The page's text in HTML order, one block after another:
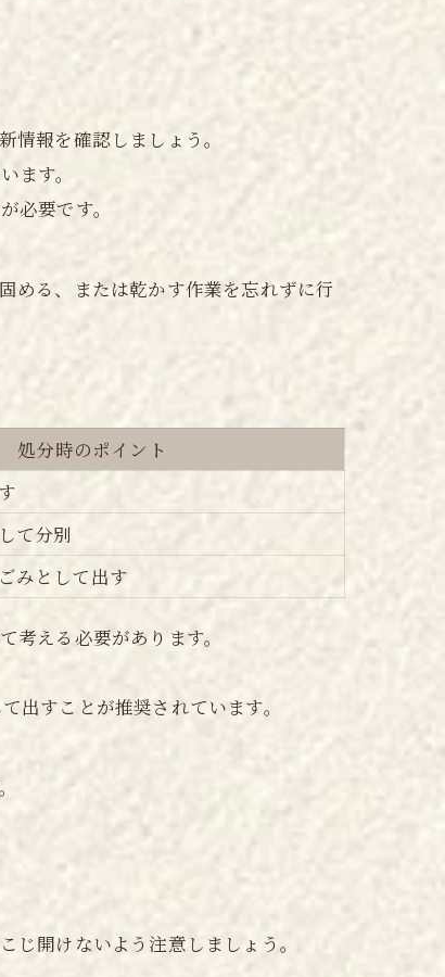
報を確認しましょう。
ます。
必要です。
める、または乾かす作業を忘れずに行
処分時のポイント
て分別
みとして出す
える必要があります。
すことが推奨されています。
開けないよう注意しましょう。